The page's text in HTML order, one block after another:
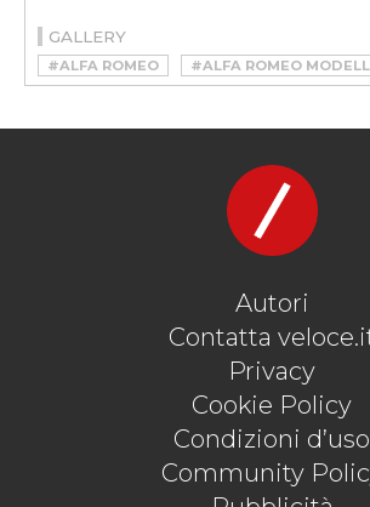
GALLERY
#ALFA ROMEO
#ALFA ROMEO
#AUTOMOBILINA
Autori
Contatta
Privacy
Cookie Policy
Condizioni d’uso
Community